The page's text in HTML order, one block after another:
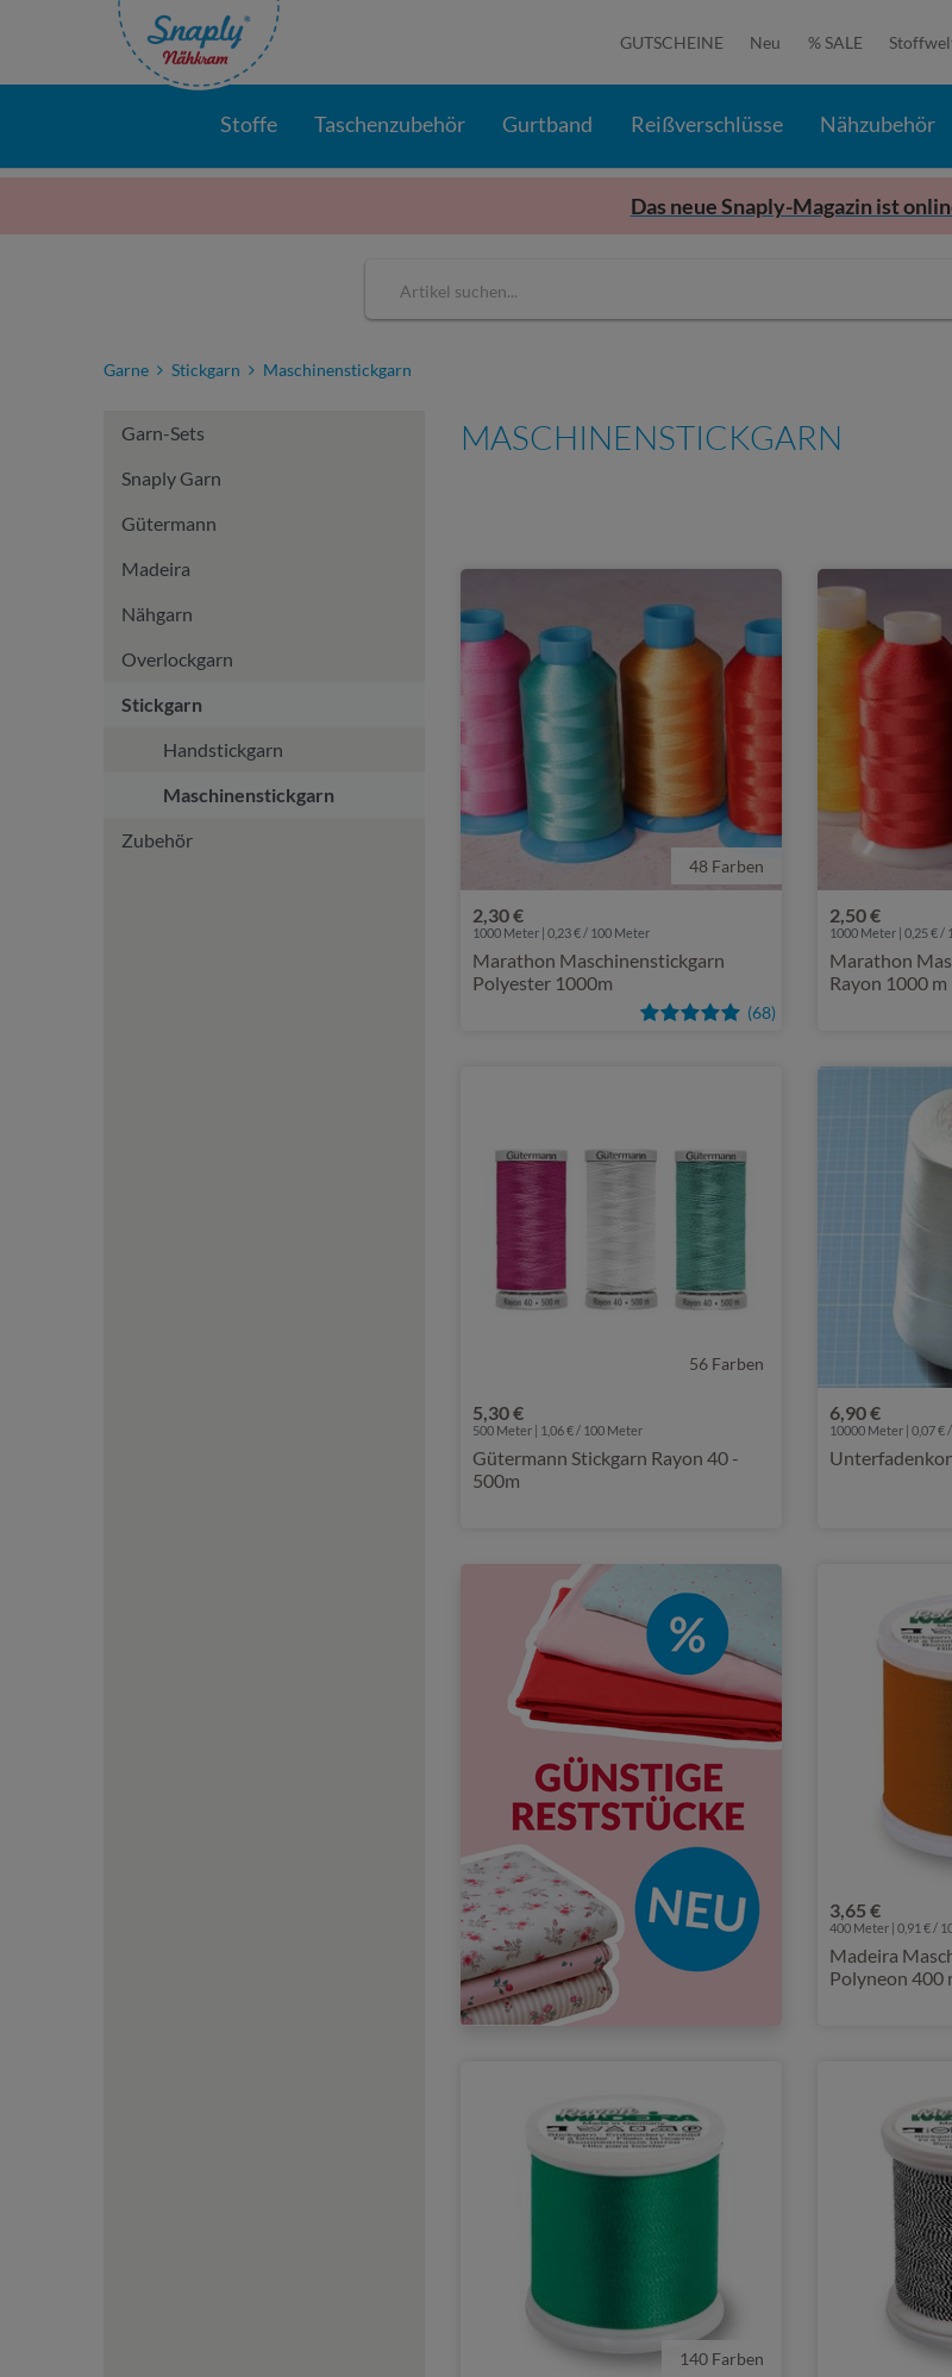
GUTSCHEINE Neu % SALE
Stoffe Taschenzubehör Gurtband Reißverschlüsse Nähzubehör
Das neue Snaply-Magazin ist
Garne Stickgarn Maschinenstickgarn
Garn-Sets
Snaply Garn
Gütermann
Madeira
Nähgarn
Overlockgarn
Stickgarn
Handstickgarn
Maschinenstickgarn
Zubehör
MASCHINENSTICKGARN
48 Farben
2,30 €
(68)
1000 Meter | 0,23 € / 100 Meter
Marathon Maschinenstickgarn
Polyester 1000m
2,50 €
1000 Meter | 0,25 € /
Marathon
Rayon 1000 m
56 Farben
5,30 €
500 Meter | 1,06 € / 100 Meter
Gütermann Stickgarn Rayon 40 -
500m
6,90 €
10000 Meter | 0,07 €
3,65 €
400 Meter | 0,91 € /
Madeira
Polyneon 400
140 Farben